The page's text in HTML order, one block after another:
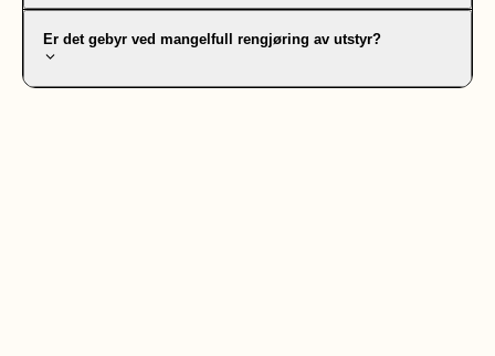
Er det gebyr ved mangelfull rengjøring av utstyr?